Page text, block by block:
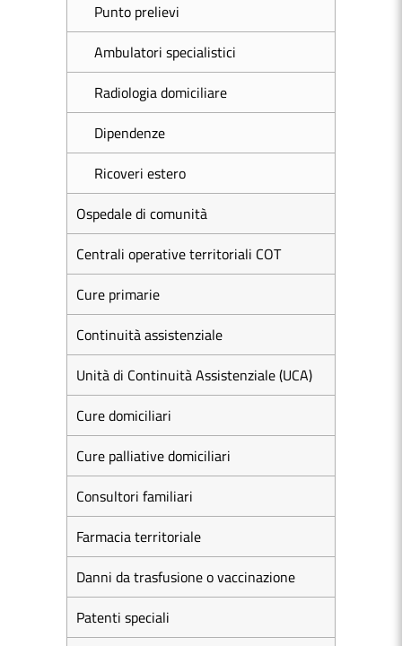
Punto prelievi
Ambulatori specialistici
Radiologia domiciliare
Dipendenze
Ricoveri estero
Ospedale di comunità
Centrali operative territoriali COT
Cure primarie
Continuità assistenziale
Unità di Continuità Assistenziale (UCA)
Cure domiciliari
Cure palliative domiciliari
Consultori familiari
Farmacia territoriale
Danni da trasfusione o vaccinazione
Patenti speciali